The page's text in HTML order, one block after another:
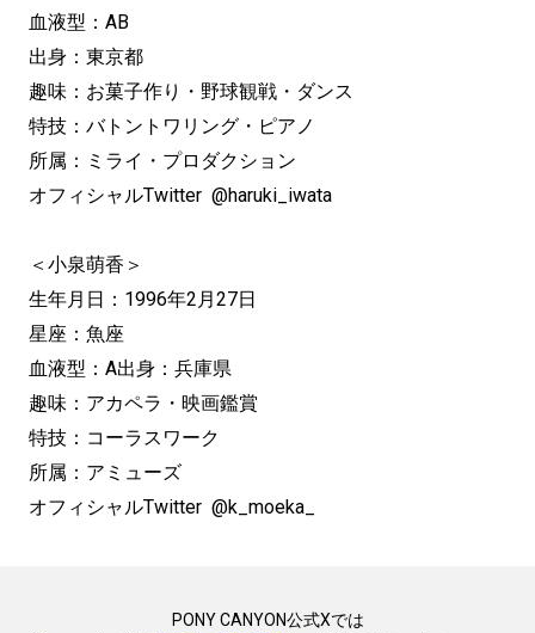
血液型：AB
出身：東京都
趣味：お菓子作り・野球観戦・ダンス
特技：バトントワリング・ピアノ
所属：ミライ・プロダクション
オフィシャルTwitter @haruki_iwata
＜小泉萌香＞
生年月日：1996年2月27日
星座：魚座
血液型：A出身：兵庫県
趣味：アカペラ・映画鑑賞
特技：コーラスワーク
所属：アミューズ
オフィシャルTwitter @k_moeka_
PONY CANYON公式Xでは